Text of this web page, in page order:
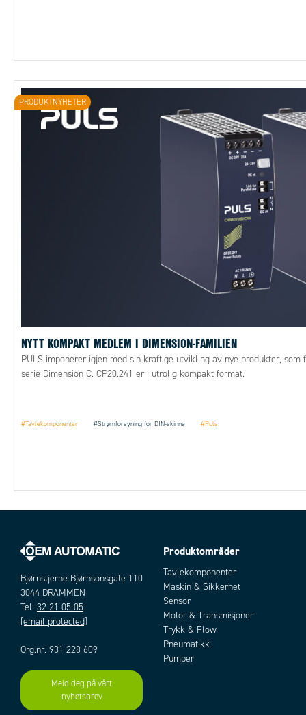
NYTT KOMPAKT MEDLEM I DIMENSION-FAMILIEN
PULS imponerer igjen med sin kraftige utvikling av nye produkter,
serie Dimension C. CP20.241 er i utrolig kompakt format.
#Tavlekomponenter #Strømforsyning for DIN-skinne #Puls
PRODUKTNYHETER
Bjørnstjerne Bjørnsonsgate 110
3044 DRAMMEN
Tel: 32 21 05 05
[email protected]
Org.nr. 931 228 609
Meld deg på vårt
nyhetsbrev
Produktområder
Tavlekomponenter
Maskin & Sikkerhet
Sensor
Motor & Transmisjoner
Trykk & Flow
Pneumatikk
Pumper